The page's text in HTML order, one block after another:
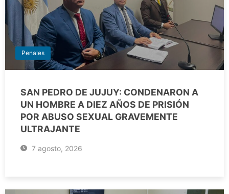
Penales
SAN PEDRO DE JUJUY: CONDENARON A
UN HOMBRE A DIEZ AÑOS DE PRISIÓN
POR ABUSO SEXUAL GRAVEMENTE
ULTRAJANTE
7 agosto, 2026